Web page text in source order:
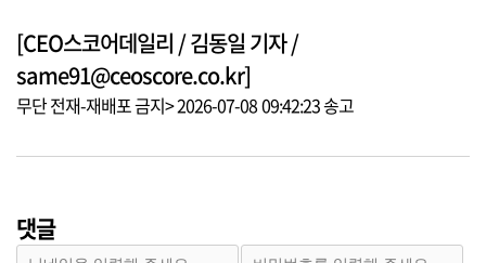
[CEO스코어데일리 / 김동일 기자 /
same91@ceoscore.co.kr]
무단 전재-재배포 금지> 2026-07-08 09:42:23 송고
댓글